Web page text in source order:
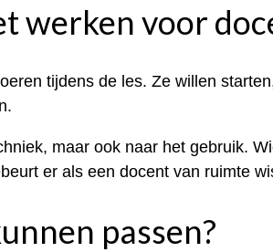
werken voor
tijdens de les. Ze willen
maar ook naar het gebruik.
er als een docent van ruimte
passen?